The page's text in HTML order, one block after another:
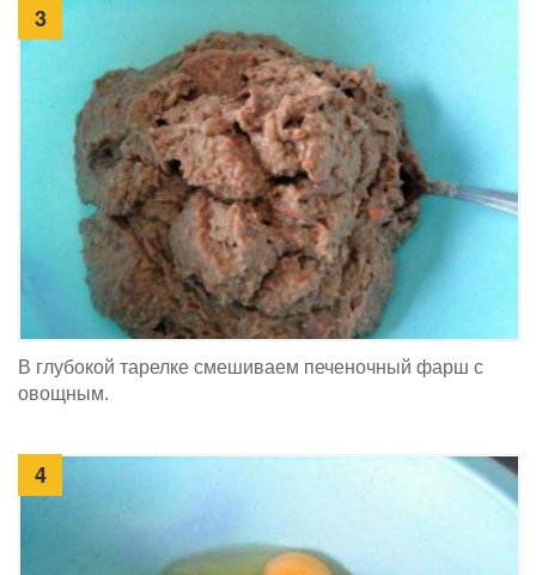
3
В глубокой тарелке смешиваем печеночный фарш с
овощным.
4